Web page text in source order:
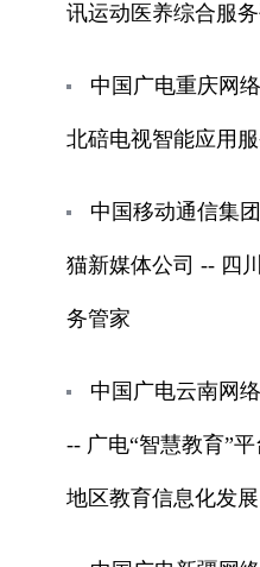
讯运动医养综合服
中国广电重庆网
北碚电视智能应用
中国移动通信集
猫新媒体公司 -- 四
务管家
中国广电云南网
-- 广电“智慧教育”
地区教育信息化发展